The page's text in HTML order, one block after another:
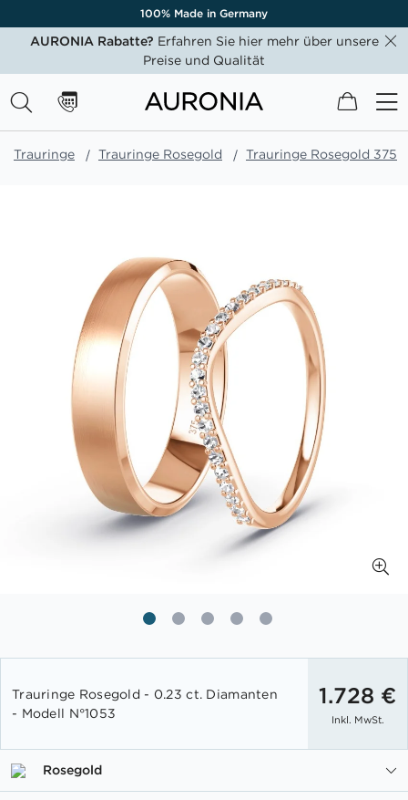
100% Made in Germany
AURONIA Rabatte? Erfahren Sie hier mehr über unsere
Preise und Qualität
Mein
Trauringe Trauringe Rosegold Trauringe Rosegold 375
der
Bildgalerie
Trauringe Rosegold - 0.23 ct. Diamanten
- Modell N°1053
1.728 €
Inkl. MwSt.
Rosegold